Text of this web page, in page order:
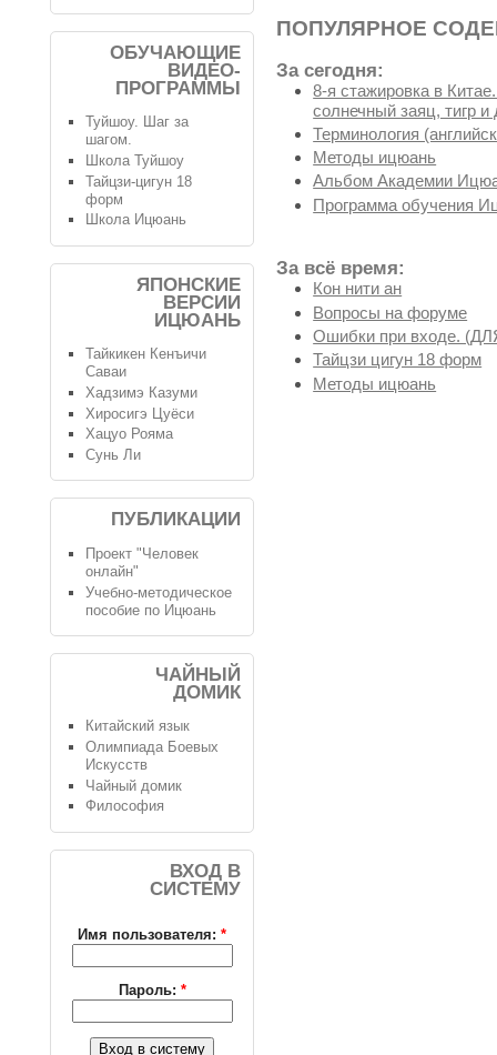
ПОПУЛЯРНОЕ
За сегодня:
8-я стажировка в
солнечный заяц, тигр и
Терминология
Методы ицюань
Альбом Академии
Программа обучения
За всё время:
Кон нити ан
Вопросы на форуме
Ошибки при входе.
Тайцзи цигун 18 форм
Методы ицюань
ОБУЧАЮЩИЕ
ВИДЕО-
ПРОГРАММЫ
Туйшоу. Шаг за
шагом.
Школа Туйшоу
Тайцзи-цигун 18
форм
Школа Ицюань
ЯПОНСКИЕ
ВЕРСИИ
ИЦЮАНЬ
Тайкикен Кенъичи
Саваи
Хадзимэ Казуми
Хиросигэ Цуёси
Хацуо Рояма
Сунь Ли
ПУБЛИКАЦИИ
Проект "Человек
онлайн"
Учебно-методическое
пособие по Ицюань
ЧАЙНЫЙ
ДОМИК
Китайский язык
Олимпиада Боевых
Искусств
Чайный домик
Философия
ВХОД В
СИСТЕМУ
Имя пользователя: *
Пароль: *